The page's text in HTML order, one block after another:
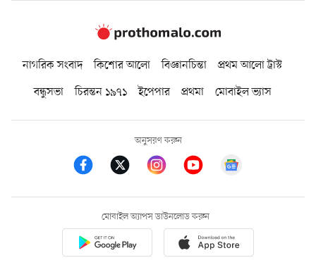
নাগরিক সংবাদ কিশোর আলো বিজ্ঞানচিন্তা
প্রথম আলো ট্রাস্ট
বন্ধুসভা
চিরন্তন ১৯৭১ ইপেপার প্রথমা মোবাইল ভ্যাস
অনুসরণ করুন
মোবাইল অ্যাপস ডাউনলোড করুন